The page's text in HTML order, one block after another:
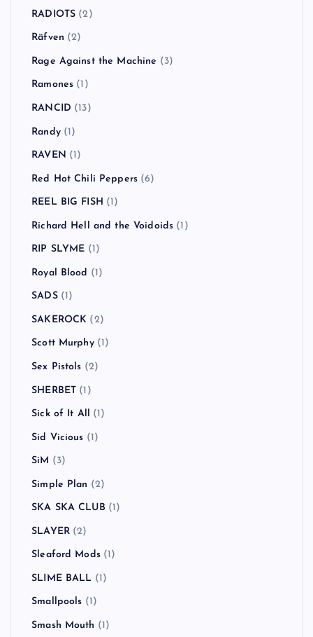
RADIOTS (2)
Räfven (2)
Rage Against the Machine (3)
Ramones (1)
RANCID (13)
Randy(1)
RAVEN (1)
Red Hot Chili Peppers (6)
REEL BIG FISH (1)
Richard Hell and the Voidoids (1)
RIP SLYME (1)
Royal Blood (1)
SADS(1)
SAKEROCK (2)
Scott Murphy(1)
Sex Pistols (2)
SHERBET (1)
Sick of It All (1)
Sid Vicious (1)
SiM (3)
Simple Plan (2)
SKA SKA CLUB (1)
SLAYER(2)
Sleaford Mods(1)
SLIME BALL (1)
Smallpools (1)
Smash Mouth (1)